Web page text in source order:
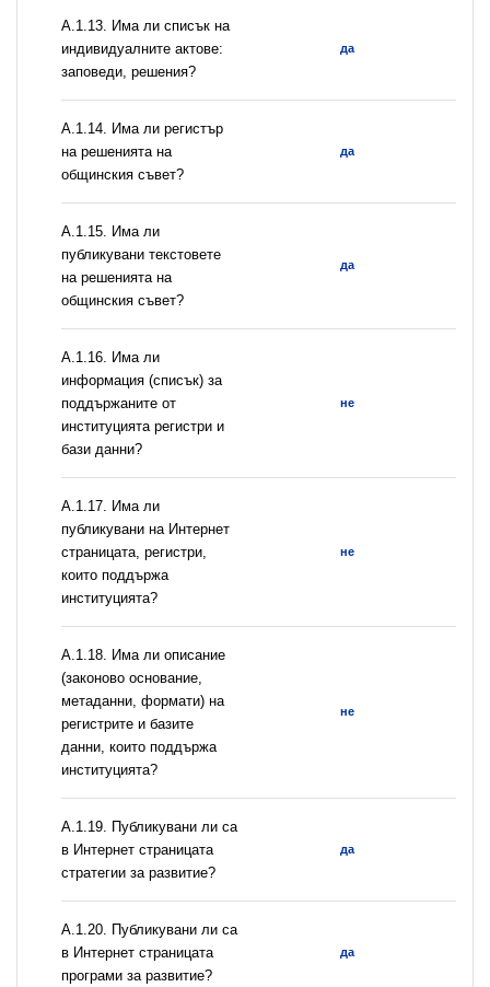
А.1.13. Има ли списък на
индивидуалните актове:
заповеди, решения?
да
А.1.14. Има ли регистър
на решенията на
общинския съвет?
да
А.1.15. Има ли
публикувани текстовете
на решенията на
общинския съвет?
да
А.1.16. Има ли
информация (списък) за
поддържаните от
институцията регистри и
бази данни?
не
А.1.17. Има ли
публикувани на Интернет
страницата, регистри,
които поддържа
институцията?
не
А.1.18. Има ли описание
(законово основание,
метаданни, формати) на
регистрите и базите
данни, които поддържа
институцията?
не
А.1.19. Публикувани ли са
в Интернет страницата
стратегии за развитие?
да
А.1.20. Публикувани ли са
в Интернет страницата
програми за развитие?
да